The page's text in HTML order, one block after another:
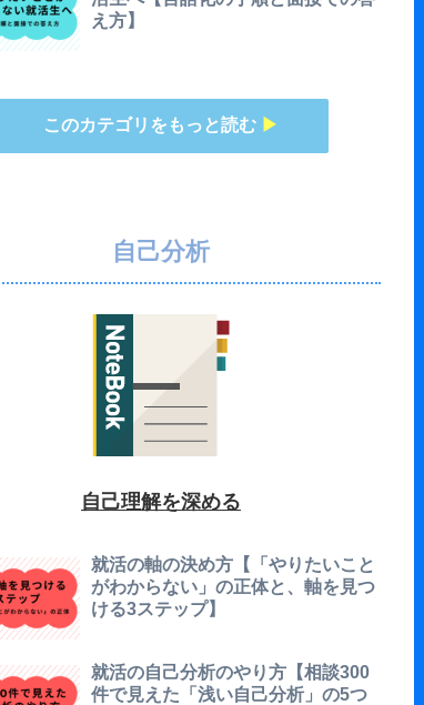
え方】
このカテゴリをもっと読む ▶
自己分析
自己理解を深める
就活の軸の決め方【「やりたいこと
がわからない」の正体と、軸を見つ
ける3ステップ】
就活の自己分析のやり方【相談300
件で見えた「浅い自己分析」の5つ